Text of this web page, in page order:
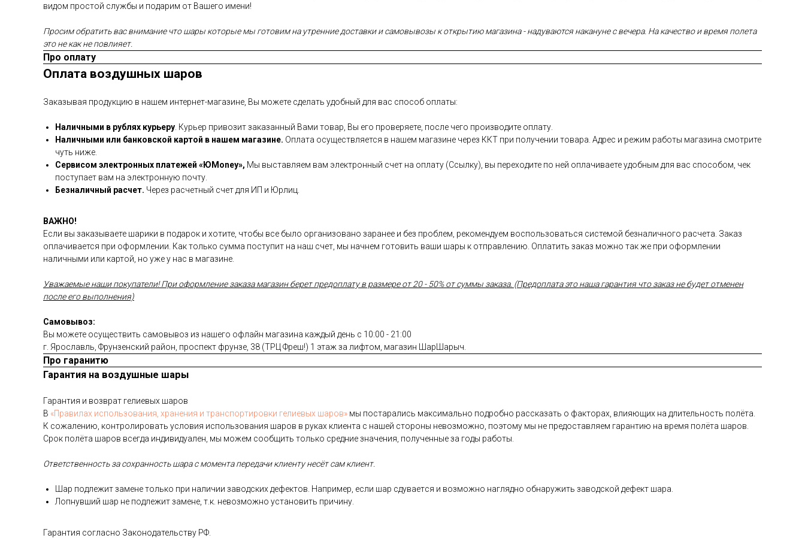
видом простой службы и подарим от Вашего имени!
Просим обратить вас внимание что шары которые мы готовим на утренние доставки и самовывозы к открытию магазина - надуваются накануне с вечера. На качество и время полета
это не как не повлияет.
Про оплату
Оплата воздушных шаров
Заказывая продукцию в нашем интернет-магазине, Вы можете сделать удобный для вас способ оплаты:
Наличными в рублях курьеру . Курьер привозит заказанный Вами товар, Вы его проверяете, после чего производите оплату.
Наличными или банковской картой в нашем магазине. Оплата осуществляется в нашем магазине через ККТ при получении товара. Адрес и режим работы магазина смотрите
чуть ниже.
Сервисом электронных платежей «ЮMoney», Мы выставляем вам электронный счет на оплату (Ссылку), вы переходите по ней оплачиваете удобным для вас способом, чек
поступает вам на электронную почту.
Безналичный расчет. Через расчетный счет для ИП и Юрлиц.
ВАЖНО!
Если вы заказываете шарики в подарок и хотите, чтобы все было организовано заранее и без проблем, рекомендуем воспользоваться системой безналичного расчета. Заказ
оплачивается при оформлении. Как только сумма поступит на наш счет, мы начнем готовить ваши шары к отправлению. Оплатить заказ можно так же при оформлении
наличными или картой, но уже у нас в магазине.
Уважаемые наши покупатели! При оформление заказа магазин берет предоплату в размере от 20 - 50% от суммы заказа. (Предоплата это наша гарантия что заказ не будет отменен
после его выполнения)
Самовывоз:
Вы можете осуществить самовывоз из нашего офлайн магазина каждый день с 10:00 - 21:00
г. Ярославль, Фрунзенский район, проспект фрунзе, 38 (ТРЦ Фреш!) 1 этаж за лифтом, магазин ШарШарыч.
Про гаранитю
Гарантия на воздушные шары
Га­ран­тия и воз­врат ге­ли­евых ша­ров
В «Пра­ви­лах ис­поль­зо­ва­ния, хра­не­ния и тран­спор­ти­ров­ки ге­ли­евых ша­ров» мы пос­та­рались мак­си­маль­но под­робно рас­ска­зать о фак­то­рах, вли­яющих на дли­тель­ность по­лёта.
К со­жале­нию, кон­тро­лиро­вать ус­ло­вия ис­поль­зо­вания ша­ров в ру­ках кли­ен­та с на­шей сто­роны не­воз­можно, по­это­му мы не пре­дос­тавля­ем га­ран­тию на вре­мя по­лёта ша­ров.
Срок по­лёта ша­ров всег­да ин­ди­виду­ален, мы мо­жем со­об­щить толь­ко сред­ние зна­чения, по­лучен­ные за го­ды ра­боты.
От­ветс­твен­ность за сох­ранность ша­ра с мо­мен­та пе­реда­чи кли­ен­ту не­сёт сам кли­ент.
Шар под­ле­жит за­мене толь­ко при на­личии за­вод­ских де­фек­тов. Нап­ри­мер, ес­ли шар сду­ва­ет­ся и воз­можно наг­лядно об­на­ружить за­вод­ской де­фект ша­ра.
Лоп­нувший шар не под­ле­жит за­мене, т.к. не­воз­можно ус­та­новить при­чину.
Га­ран­тия сог­ласно За­коно­датель­ству РФ.